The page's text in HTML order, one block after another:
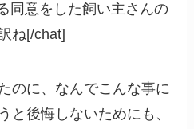
同意をした飼い主さんの
ね[/chat]
のに、なんでこんな事に
と後悔しないためにも、